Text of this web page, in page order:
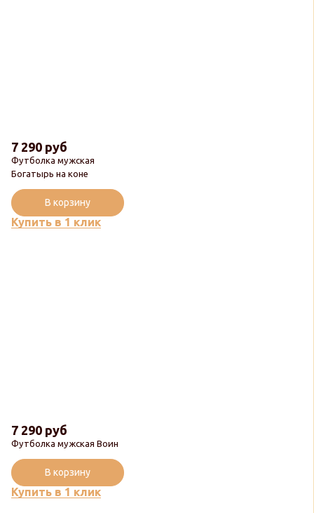
Футболка мужская
Богатырь на коне
7 290 руб
Купить в 1 клик
В корзину
Футболка мужская Воин
7 290 руб
Купить в 1 клик
В корзину